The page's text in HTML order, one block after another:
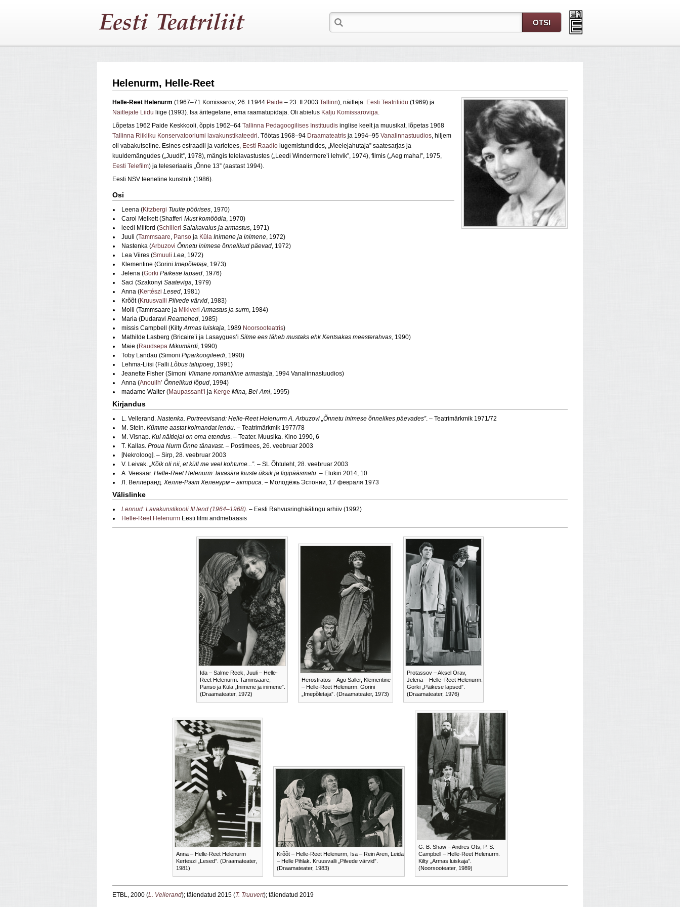
Helenurm, Helle-Reet
Helle-Reet Helenurm (1967–71 Komissarov; 26. I 1944 Paide – 23. II 2003 Tallinn), näitleja. Eesti Teatriliidu (1969) ja
Näitlejate Liidu liige (1993). Isa äritegelane, ema raamatupidaja. Oli abielus Kalju Komissaroviga.
Lõpetas 1962 Paide Keskkooli, õppis 1962–64 Tallinna Pedagoogilises Instituudis inglise keelt ja muusikat, lõpetas 1968
Tallinna Riikliku Konservatooriumi lavakunstikateedri. Töötas 1968–94 Draamateatris ja 1994–95 Vanalinnastuudios, hiljem
oli vabakutseline. Esines estraadil ja varietees, Eesti Raadio lugemistundides, „Meelejahutaja” saatesarjas ja
kuuldemängudes („Juudit”, 1978), mängis telelavastustes („Leedi Windermere’i lehvik”, 1974), filmis („Aeg maha!”, 1975,
Eesti Telefilm) ja teleseriaalis „Õnne 13” (aastast 1994).
Eesti NSV teeneline kunstnik (1986).
Osi
Leena (Kitzbergi Tuulte pöörises, 1970)
Carol Melkett (Shafferi Must komöödia, 1970)
leedi Milford (Schilleri Salakavalus ja armastus, 1971)
Juuli (Tammsaare, Panso ja Küla Inimene ja inimene, 1972)
Nastenka (Arbuzovi Õnnetu inimese õnnelikud päevad, 1972)
Lea Viires (Smuuli Lea, 1972)
Klementine (Gorini Imepõletaja, 1973)
Jelena (Gorki Päikese lapsed, 1976)
Saci (Szakonyi Saateviga, 1979)
Anna (Kertészi Lesed, 1981)
Krõõt (Kruusvalli Pilvede värvid, 1983)
Molli (Tammsaare ja Mikiveri Armastus ja surm, 1984)
Maria (Dudaravi Reamehed, 1985)
missis Campbell (KiltyArmas luiskaja, 1989 Noorsooteatris)
Mathilde Lasberg (Bricaire’i ja Lasaygues’i Silme ees läheb mustaks ehk Kentsakas meesterahvas, 1990)
Maie (Raudsepa Mikumärdi, 1990)
Toby Landau (Simoni Piparkoogileedi, 1990)
Lehma-Liisi (Falli Lõbus talupoeg, 1991)
Jeanette Fisher (Simoni Viimane romantiline armastaja, 1994 Vanalinnastuudios)
Anna (Anouilh’ Õnnelikud lõpud, 1994)
madame Walter (Maupassant’i ja Kerge Mina, Bel-Ami, 1995)
Kirjandus
L. Vellerand. Nastenka. Portreevisand: Helle-Reet Helenurm A. Arbuzovi „Õnnetu inimese õnnelikes päevades”. – Teatrimärkmik 1971/72
M. Stein. Kümme aastat kolmandat lendu. – Teatrimärkmik 1977/78
M. Visnap. Kui näitlejal on oma etendus. – Teater. Muusika. Kino 1990, 6
T. Kallas. Proua Nurm Õnne tänavast. – Postimees, 26. veebruar 2003
[Nekroloog]. – Sirp, 28. veebruar 2003
V. Leivak. „Kõik oli nii, et küll me veel kohtume...”. – SL Õhtuleht, 28. veebruar 2003
A. Veesaar. Helle-Reet Helenurm: lavasära kiuste üksik ja ligipääsmatu. – Elukiri 2014, 10
Л. Веллеранд. Хелле-Рээт Хеленурм – актриса. – Молодёжь Эстонии, 17 февраля 1973
Välislinke
Lennud: Lavakunstikooli III lend (1964–1968). – Eesti Rahvusringhäälingu arhiiv (1992)
Helle-Reet Helenurm Eesti filmi andmebaasis
Ida – Salme Reek, Juuli – Helle-
Reet Helenurm. Tammsaare,
Panso ja Küla „Inimene ja inimene”.
(Draamateater, 1972)
Herostratos – Ago Saller, Klementine
– Helle-Reet Helenurm. Gorini
„Imepõletaja”. (Draamateater, 1973)
Protassov – Aksel Orav,
Jelena – Helle–Reet Helenurm.
Gorki „Päikese lapsed”.
(Draamateater, 1976)
Anna – Helle-Reet Helenurm
Kerteszi „Lesed”. (Draamateater,
1981)
Krõõt – Helle-Reet Helenurm, Isa – Rein Aren, Leida
– Helle Pihlak. Kruusvalli „Pilvede värvid”.
(Draamateater, 1983)
G. B. Shaw – Andres Ots, P. S.
Campbell – Helle-Reet Helenurm.
Kilty „Armas luiskaja”.
(Noorsooteater, 1989)
ETBL, 2000 (L. Vellerand); täiendatud 2015 (T. Truuvert); täiendatud 2019